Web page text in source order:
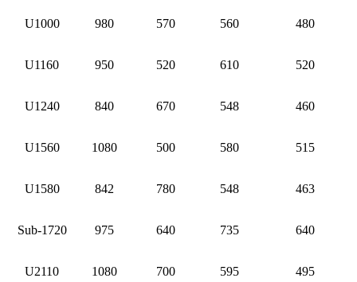
U1000 980 570 560 480
U1160 950 520 610 520
U1240 840 670 548 460
U1560 1080 500 580 515
U1580 842 780 548 463
Sub-1720 975 640 735 640
U2110 1080 700 595 495